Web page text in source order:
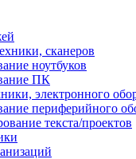
сканеров
ноутбуков
ПК
электронного
периферийного
текста/проектов